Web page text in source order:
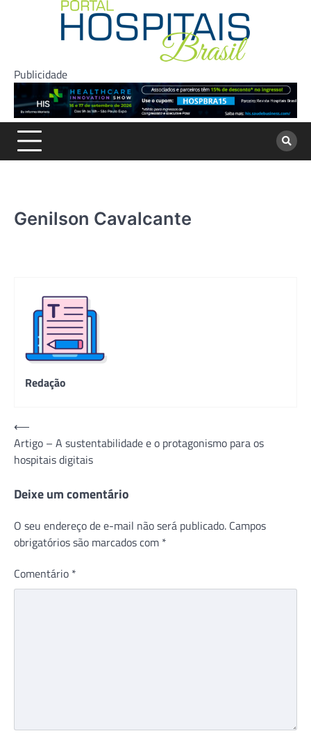
Publicidade
Genilson Cavalcante
Redação
Navegação
de
Post
⟵
Artigo – A sustentabilidade e o protagonismo para os
hospitais digitais
Deixe um comentário
O seu endereço de e-mail não será publicado. Campos
obrigatórios são marcados com *
Comentário *